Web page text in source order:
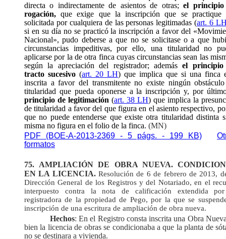
directa o indirectamente de asientos de otras;el principio
rogación, que exige que la inscripción que se practique
solicitada por cualquiera de las personas legitimadas (art. 6
si en su día no se practicó la inscripción a favor del
Nacional», pudo deberse a que no se solicitase o a que
circunstancias impeditivas, por ello, una titularidad no
aplicarse por la de otra finca cuyas circunstancias sean las
según la apreciación del registrador; ademásel principio
tracto sucesivo (art. 20 LH) que implica que si una finca
inscrita a favor del transmitenteno existe ningún
titularidad que pueda oponerse a la inscripción y, por
principio de legitimación (art. 38 LH) que implica la
de titularidad a favor del que figura en el asiento respectivo,
que no puede entenderse que existe otra titularidad distinta
misma no figura en el folio de la finca. (MN)
PDF (BOE-A-2013-2369 - 5 págs. - 199 KB)
formatos
75. AMPLIACIÓN DE OBRA NUEVA.
EN LA LICENCIA.Resolución de 6 de febrero de 2013,
Dirección General de los Registros y del Notariado, en el
interpuesto contra la nota de calificación extendida
registradora de la propiedad de Pego, por la que se
inscripción de una escritura de ampliación de obra nueva.
Hechos: En el Registro consta inscrita una Obra
bien la licencia de obras se condicionaba a que la planta de
no se destinara a vivienda.